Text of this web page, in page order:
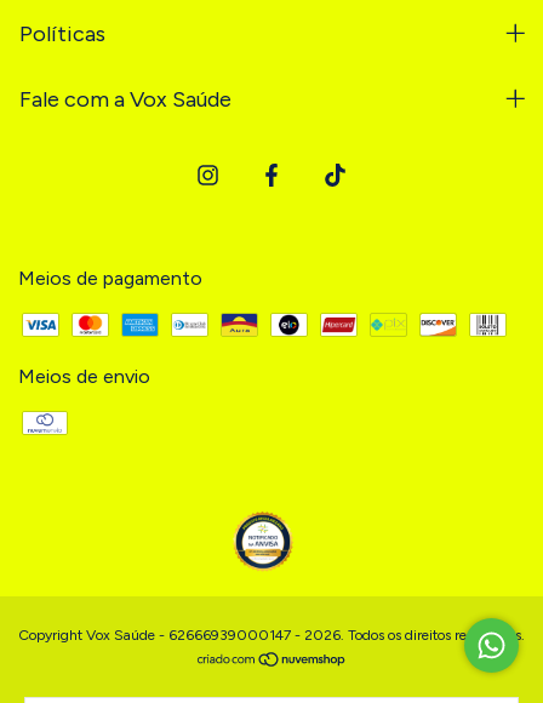
Políticas
Fale com a Vox Saúde
Meios de pagamento
Meios de envio
Copyright Vox Saúde - 62666939000147 - 2026. Todos os direitos reservados.